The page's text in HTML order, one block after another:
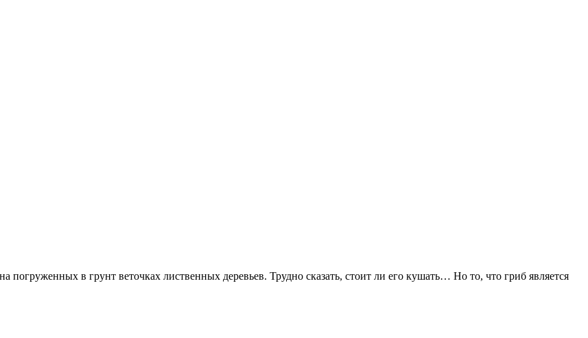
погруженных в грунт веточках лиственных деревьев. Трудно сказать, стоит ли его кушать… Но то, что гриб является